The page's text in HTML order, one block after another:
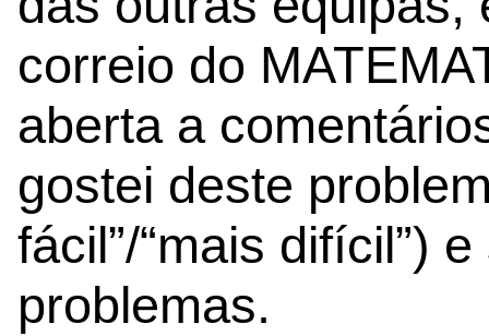
correio do
aberta a
gostei deste
fácil”/“mais difícil”)
problemas.